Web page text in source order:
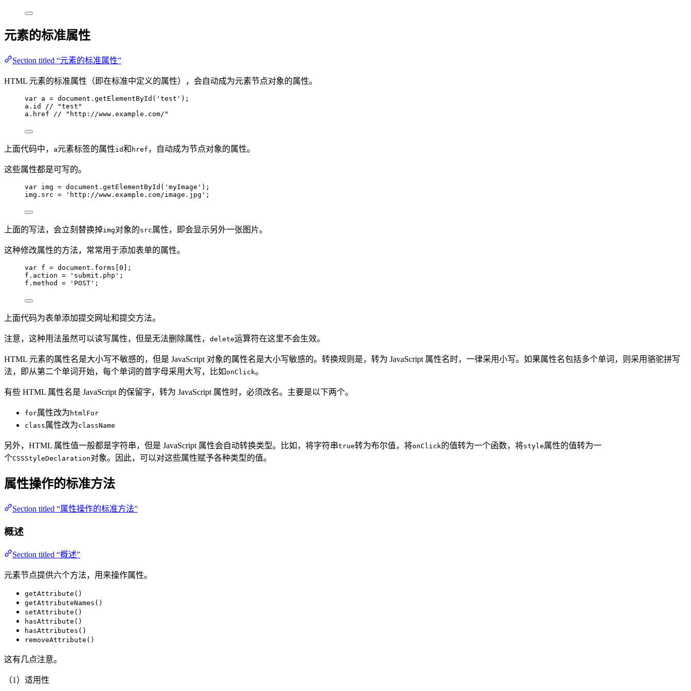
元素的标准属性
Section titled “元素的标准属性”
HTML 元素的标准属性（即在标准中定义的属性），会自动成为元素节点对象的属性。
var a = document . getElementById ( ' test ' );
a . id
// "test"
a . href // "http://www.example.com/"
上面代码中， a元素标签的属性id和 href ，自动成为节点对象的属性。
这些属性都是可写的。
var img = document . getElementById ( ' myImage ' );
img . src = ' http://www.example.com/image.jpg ' ;
上面的写法，会立刻替换掉img对象的src属性，即会显示另外一张图片。
这种修改属性的方法，常常用于添加表单的属性。
var f = document . forms 0 ];
f . action = ' submit.php ' ;
f . method = ' POST ' ;
上面代码为表单添加提交网址和提交方法。
注意，这种用法虽然可以读写属性，但是无法删除属性， delete运算符在这里不会生效。
HTML 元素的属性名是大小写不敏感的，但是 JavaScript 对象的属性名是大小写敏感的。转换规则是，转为 JavaScript 属性名时，一律采用小写。如果属性名包括多个单词，则采用骆驼拼写
法，即从第二个单词开始，每个单词的首字母采用大写，比如onClick。
有些 HTML 属性名是 JavaScript 的保留字，转为 JavaScript 属性时，必须改名。主要是以下两个。
for属性改为 htmlFor
class属性改为className
另外，HTML 属性值一般都是字符串，但是 JavaScript 属性会自动转换类型。比如，将字符串true转为布尔值，将onClick的值转为一个函数，将style属性的值转为一
个CSSStyleDeclaration对象。因此，可以对这些属性赋予各种类型的值。
属性操作的标准方法
Section titled “属性操作的标准方法”
概述
Section titled “概述”
元素节点提供六个方法，用来操作属性。
getAttribute()
getAttributeNames()
setAttribute()
hasAttribute()
hasAttributes()
removeAttribute()
这有几点注意。
（1）适用性